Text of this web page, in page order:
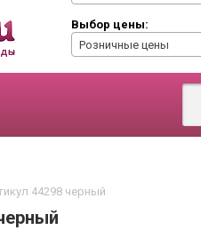
Выбор цены:
Розничные цены
44298 черный